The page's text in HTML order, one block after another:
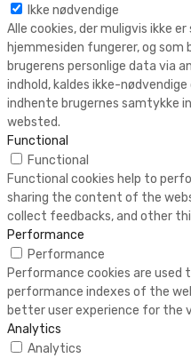
Ikke nødvendige
Alle cookies, der muligvis ikke
hjemmesiden fungerer, og
brugerens personlige data via
indhold, kaldes ikke-
indhente brugernes samtykke
websted.
Functional
Functional
Functional cookies help to
sharing the content of the
collect feedbacks, and other
Performance
Performance
Performance cookies are used
performance indexes of the
better user experience for the
Analytics
Analytics